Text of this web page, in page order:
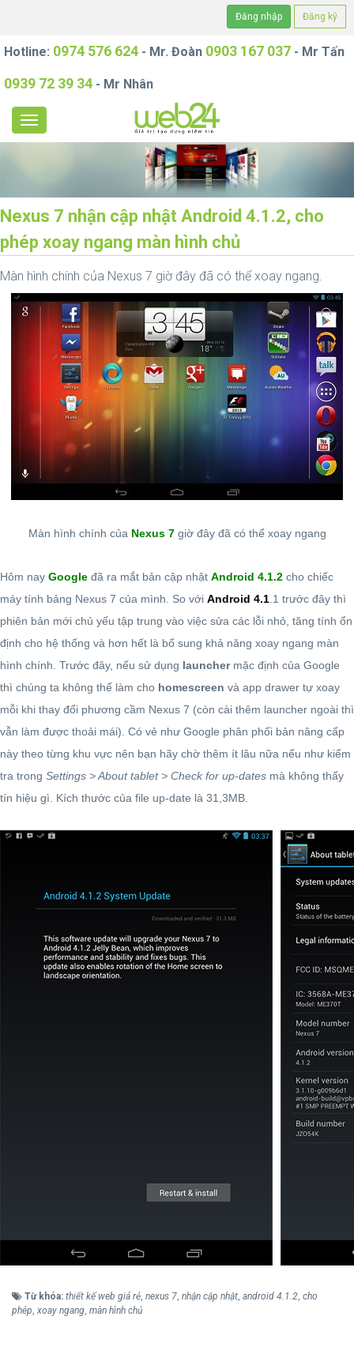
Đăng nhập Đăng ký
Hotline: 0974 576 624 - Mr. Đoàn 0903 167 037 - Mr Tấn
0939 72 39 34 - Mr Nhân
Nexus 7 nhận cập nhật Android 4.1.2, cho
phép xoay ngang màn hình chủ
Màn hình chính của Nexus 7 giờ đây đã có thể xoay ngang.
Màn hình chính của Nexus 7giờ đây đã có thể xoay ngang
Hôm nay Google đã ra mắt bản cập nhật Android 4.1.2 cho chiếc
máy tính bảng Nexus 7 của mình. So với Android 4.1 .1 trước đây thì
phiên bản mới chủ yếu tập trung vào việc sửa các lỗi nhỏ, tăng tính ổn
định cho hệ thống và hơn hết là bổ sung khả năng xoay ngang màn
hình chính. Trước đây, nếu sử dụng launchermặc định của Google
thì chúng ta không thể làm cho homescreen và app drawer tự xoay
mỗi khi thay đổi phương cầm Nexus 7 (còn cài thêm launcher ngoài thì
vẫn làm được thoải mái). Có vẻ như Google phân phối bản nâng cấp
này theo từng khu vực nên bạn hãy chờ thêm ít lâu nữa nếu như kiểm
tra trong Settings > About tablet > Check for up-dates mà không thấy
tín hiệu gì. Kích thước của file up-date là 31,3MB.
Từ khóa: thiết kế web giá rẻ, nexus 7, nhận cập nhật, android 4.1.2, cho
phép, xoay ngang, màn hình chủ